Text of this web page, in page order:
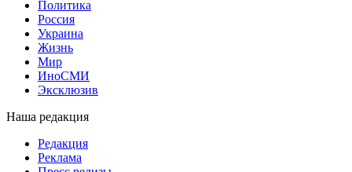
Политика
Россия
Украина
Жизнь
Мир
ИноСМИ
Эксклюзив
Наша редакция
Редакция
Реклама